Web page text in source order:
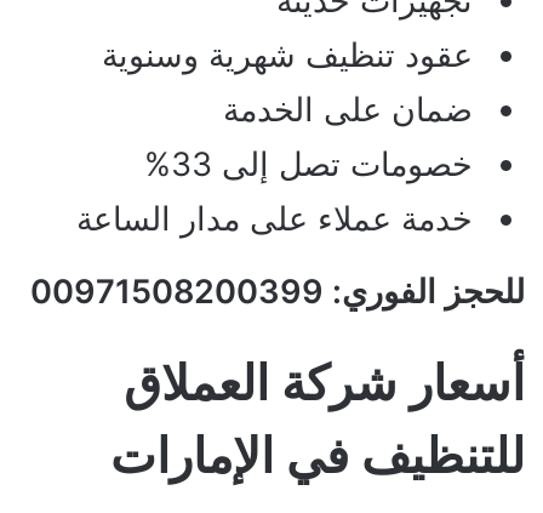
عقود تنظيف شهرية وسنوية
ضمان على الخدمة
خصومات تصل إلى 33%
خدمة عملاء على مدار الساعة
للحجز الفوري: 00971508200399
أسعار شركة العملاق
للتنظيف في الإمارات